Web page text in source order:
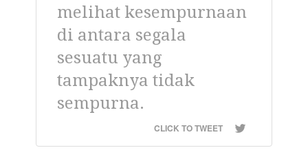
melihat kesempurnaan
di antara segala
sesuatu yang
tampaknya tidak
sempurna.
CLICK TO TWEET